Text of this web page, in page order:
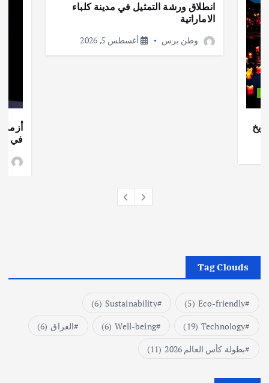
انطلاق ورشة التمثيل في مدينة كلباء
الاماراتية
وطن برس أغسطس 5, 2026
أزمة
في
Tag Clouds
Eco-friendly
(5)
Sustainability
(6)
Technology
(19)
Well-being
(6) العراق (6)
بطولة كأس العالم 2026
(11)